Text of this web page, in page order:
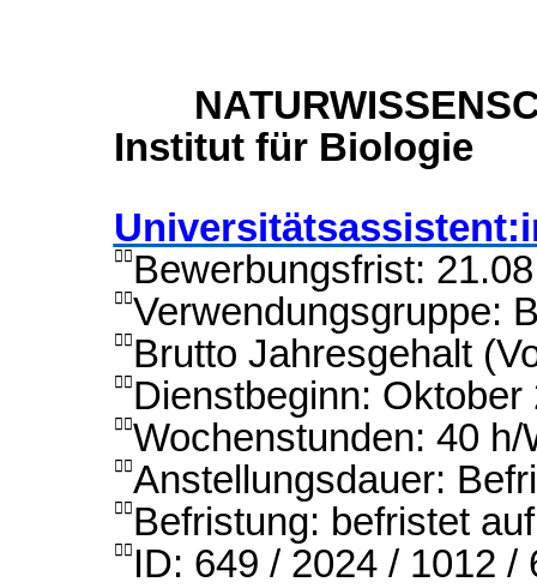
Institut für Biologie
 Bewerbungsfrist:
Verwendungsgruppe:
 Brutto Jahresgehalt
 Dienstbeginn: Oktober
Wochenstunden: 40 h/
Anstellungsdauer:
 Befristung: befristet
 ID: 649 / 2024 / 1012 /